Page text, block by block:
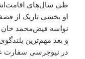
طی سال‌های اقامت‌اش
او بخشی تاریک از قصۀ
نواسه فیض‌محمد
و بعد مهم‌ترین
در نیوجرسی سفارت